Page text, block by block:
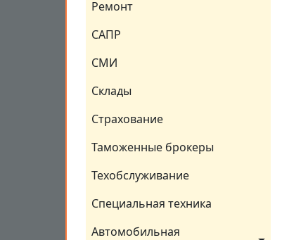
Ремонт
САПР
СМИ
Склады
Страхование
Таможенные брокеры
Техобслуживание
Специальная техника
Автомобильная